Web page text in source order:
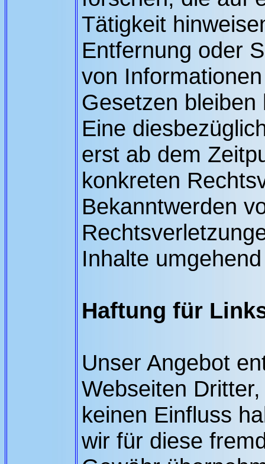
Tätigkeit
Entfernung oder
von
Gesetzen
Eine
erst ab dem
konkreten
Bekanntwerden
Inhalte
Haftung für
Unser Angebot
Webseiten
keinen Einfluss
wir für diese